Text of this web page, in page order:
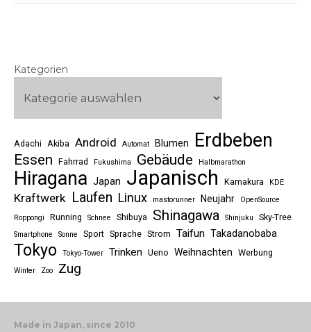
Kategorien
Adachi Akiba Android Automat Blumen Erdbeben
Essen Fahrrad Fukushima Gebäude Halbmarathon
Hiragana Japan Japanisch Kamakura KDE
Kraftwerk Laufen Linux mastorunner Neujahr
OpenSource
Roppongi
Running Schnee Shibuya Shinagawa Shinjuku Sky-Tree
Smartphone Sonne Sport Sprache Strom Taifun Takadanobaba
Tokyo Tokyo-Tower Trinken Ueno Weihnachten Werbung
Winter Zoo Zug
Made in Japan, since 2010